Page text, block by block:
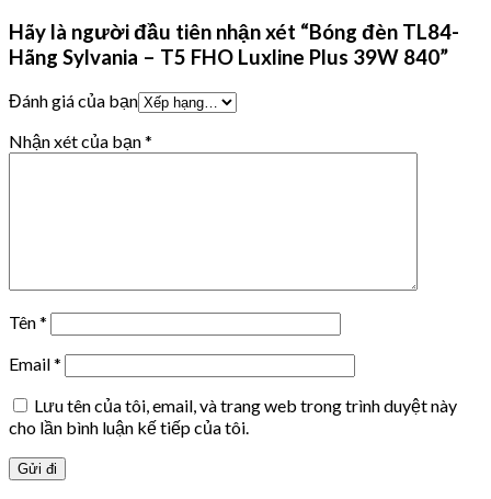
Hãy là người đầu tiên nhận xét “Bóng đèn TL84-
Hãng Sylvania – T5 FHO Luxline Plus 39W 840”
Đánh giá của bạn
Nhận xét của bạn*
Tên*
Email*
Lưu tên của tôi, email, và trang web trong trình duyệt này
cho lần bình luận kế tiếp của tôi.